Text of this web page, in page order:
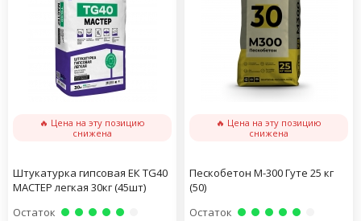
🔥 Цена на эту позицию
снижена
Штукатурка гипсовая ЕК TG40
МАСТЕР легкая 30кг (45шт)
Остаток
🔥 Цена на эту позицию
снижена
Пескобетон М-300 Гуте 25 кг
(50)
Остаток